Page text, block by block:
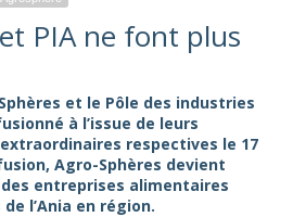
PIA ne font plus
et le Pôle des industries
à l’issue de leurs
respectives le 17
Agro-Sphères devient
entreprises alimentaires
l’Ania en région.